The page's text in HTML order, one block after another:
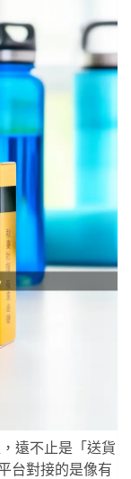
遠不止是「送貨
台對接的是像有